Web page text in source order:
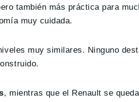
también más práctica para
muy cuidada.
muy similares. Ninguno
, mientras que el Renault se